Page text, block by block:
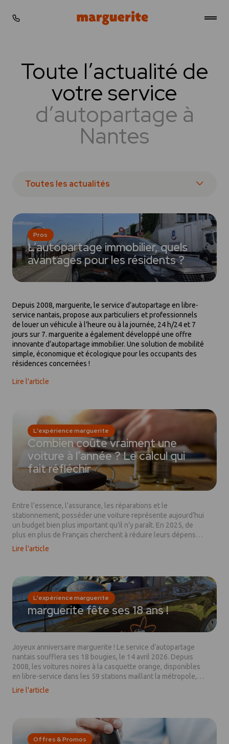
Stations
Tarifs
Simulateur
Actualités
Contact
Toute l’actualité de
votre service
d’autopartage à
Nantes
Toutes les actualités
Pros
L’autopartage immobilier, quels
avantages pour les résidents ?
Depuis 2008, marguerite, le service d’autopartage en libre-
service nantais, propose aux particuliers et professionnels
de louer un véhicule à l’heure ou à la journée, 24 h/24 et 7
jours sur 7. marguerite a également développé une offre
innovante d’autopartage immobilier. Une solution de mobilité
simple, économique et écologique pour les occupants des
résidences concernées !
Lire l'article
L'expérience marguerite
Combien coûte vraiment une
voiture à l’année ? Le calcul qui
fait réfléchir
Entre l’essence, l’assurance, les réparations et le
stationnement, posséder une voiture représente aujourd’hui
un budget bien plus important qu’il n’y paraît. En 2025, de
plus en plus de Français cherchent à réduire leurs dépenses
de mobilité sans renoncer à leur liberté de déplacement. Et
Lire l'article
L'expérience marguerite
marguerite fête ses 18 ans !
Joyeux anniversaire marguerite ! Le service d’autopartage
nantais soufflera ses 18 bougies, le 14 avril 2026. Depuis
2008, les voitures noires à la casquette orange, disponibles
en libre-service dans les 59 stations maillant la métropole,
sillonnent les rues de Nantes. Elles permettent de louer un
contribuer à une mobilité plus durable et accessible à tous.
Lire l'article
Offres & Promos